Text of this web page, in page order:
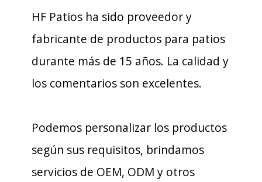
HF Patios ha sido proveedor y
fabricante de productos para patios
durante más de 15 años. La calidad y
los comentarios son excelentes.
Podemos personalizar los productos
según sus requisitos, brindamos
servicios de OEM, ODM y otros